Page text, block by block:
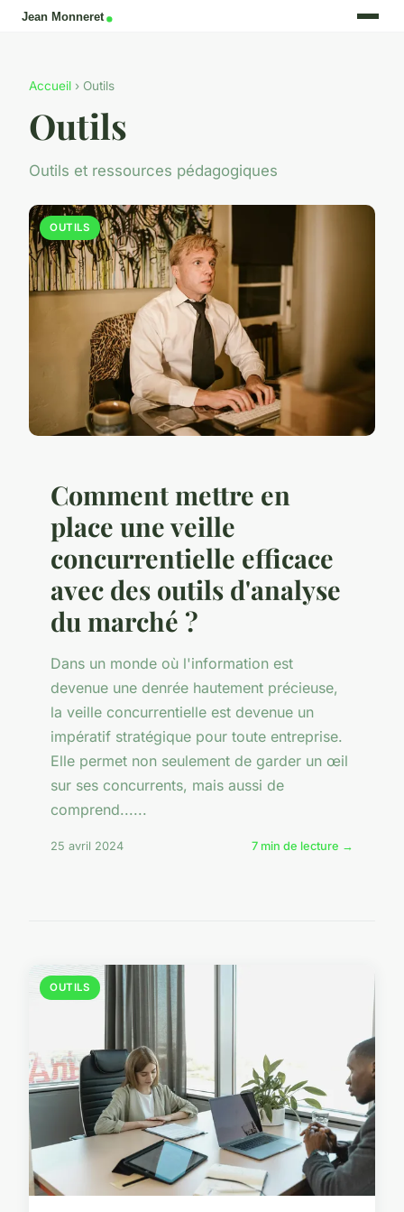
Accueil › Outils
Outils
Outils et ressources pédagogiques
OUTILS
Comment mettre en
place une veille
concurrentielle efficace
avec des outils d'analyse
du marché ?
Dans un monde où l'information est
devenue une denrée hautement précieuse,
la veille concurrentielle est devenue un
impératif stratégique pour toute entreprise.
Elle permet non seulement de garder un œil
sur ses concurrents, mais aussi de
comprend......
25 avril 2024 7 min de lecture →
OUTILS